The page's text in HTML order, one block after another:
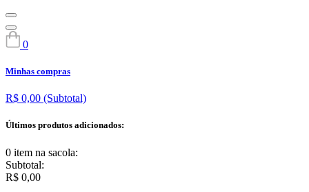
0
Minhas compras
R$ 0,00 (Subtotal)
Últimos produtos adicionados:
0 item na sacola:
Subtotal:
R$ 0,00